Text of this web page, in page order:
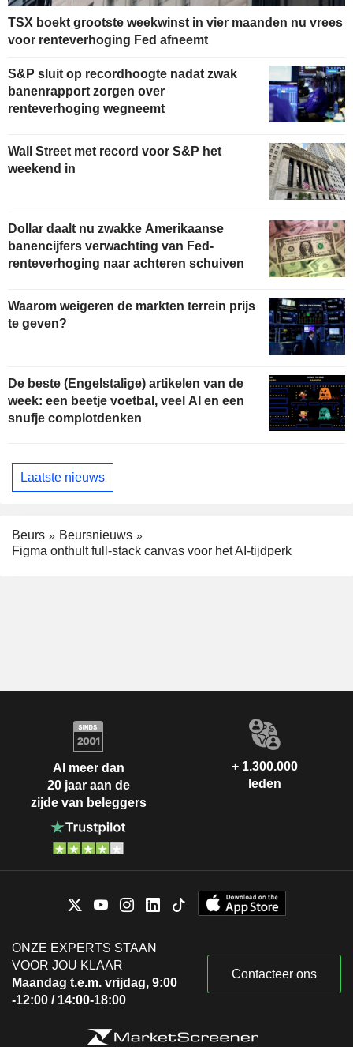
TSX boekt grootste weekwinst in vier maanden nu vrees
voor renteverhoging Fed afneemt
S&P sluit op recordhoogte nadat zwak
banenrapport zorgen over
renteverhoging wegneemt
Wall Street met record voor S&P het
weekend in
Dollar daalt nu zwakke Amerikaanse
banencijfers verwachting van Fed-
renteverhoging naar achteren schuiven
Waarom weigeren de markten terrein prijs
te geven?
De beste (Engelstalige) artikelen van de
week: een beetje voetbal, veel AI en een
snufje complotdenken
Laatste nieuws
Beurs
Beursnieuws
Figma onthult full-stack canvas voor het AI-tijdperk
Al meer dan
20 jaar aan de
zijde van beleggers
+ 1.300.000
leden
ONZE EXPERTS STAAN
VOOR JOU KLAAR
Maandag t.e.m. vrijdag, 9:00
-12:00 / 14:00-18:00
Contacteer ons